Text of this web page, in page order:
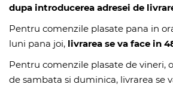
dupa introducerea adresei de
Pentru comenzile plasate pana in
luni pana joi, livrarea se va face in
Pentru comenzile plasate de vineri,
de sambata si duminica, livrarea se